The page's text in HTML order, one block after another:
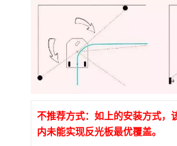
不推荐方式：如上的安装方式，
内未能实现反光板最优覆盖。